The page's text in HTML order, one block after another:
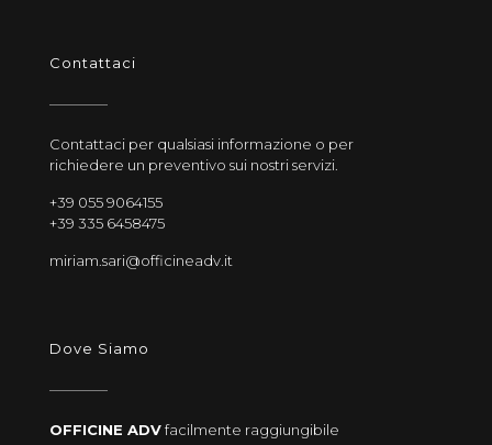
Contattaci
Contattaci per qualsiasi informazione o per
richiedere un preventivo sui nostri servizi.
+39 055 9064155
+39 335 6458475
miriam.sari@officineadv.it
Dove Siamo
OFFICINE ADVfacilmente raggiungibile